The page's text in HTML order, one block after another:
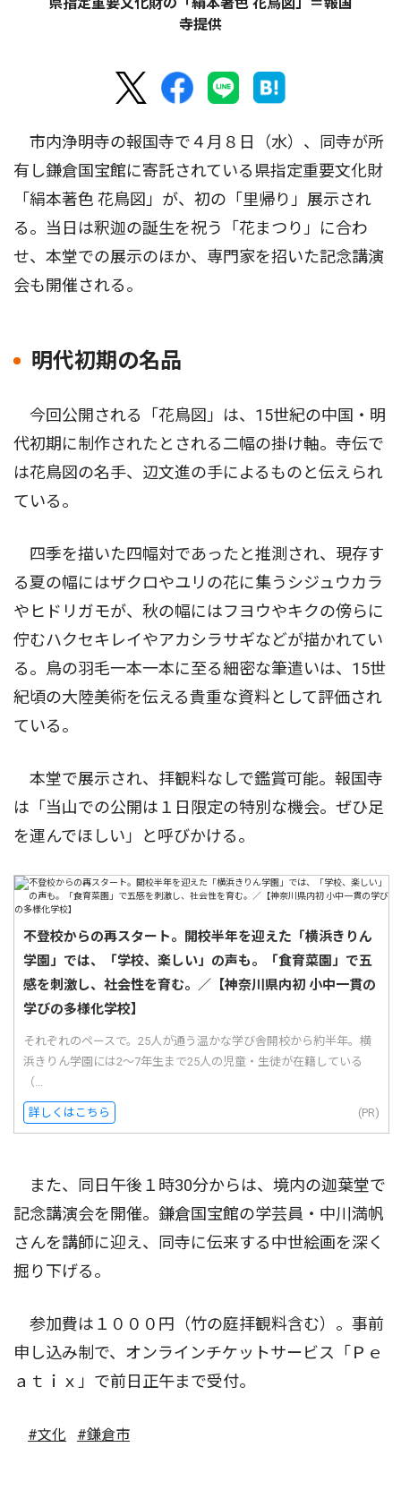
県指定重要文化財の「絹本著色 花鳥図」＝報国
寺提供
市内浄明寺の報国寺で４月８日（水）、同寺が所
有し鎌倉国宝館に寄託されている県指定重要文化財
「絹本著色 花鳥図」が、初の「里帰り」展示され
る。当日は釈迦の誕生を祝う「花まつり」に合わ
せ、本堂での展示のほか、専門家を招いた記念講演
会も開催される。
明代初期の名品
今回公開される「花鳥図」は、15世紀の中国・明
代初期に制作されたとされる二幅の掛け軸。寺伝で
は花鳥図の名手、辺文進の手によるものと伝えられ
ている。
四季を描いた四幅対であったと推測され、現存す
る夏の幅にはザクロやユリの花に集うシジュウカラ
やヒドリガモが、秋の幅にはフヨウやキクの傍らに
佇むハクセキレイやアカシラサギなどが描かれてい
る。鳥の羽毛一本一本に至る細密な筆遣いは、15世
紀頃の大陸美術を伝える貴重な資料として評価され
ている。
本堂で展示され、拝観料なしで鑑賞可能。報国寺
は「当山での公開は１日限定の特別な機会。ぜひ足
を運んでほしい」と呼びかける。
不登校からの再スタート。開校半年を迎えた「横浜きりん
学園」では、「学校、楽しい」の声も。「食育菜園」で五
感を刺激し、社会性を育む。／【神奈川県内初 小中一貫の
学びの多様化学校】
それぞれのペースで。25人が通う温かな学び舎開校から約半年。横
浜きりん学園には2〜7年生まで25人の児童・生徒が在籍している
（...
詳しくはこちら (PR)
また、同日午後１時30分からは、境内の迦葉堂で
記念講演会を開催。鎌倉国宝館の学芸員・中川満帆
さんを講師に迎え、同寺に伝来する中世絵画を深く
掘り下げる。
参加費は１０００円（竹の庭拝観料含む）。事前
申し込み制で、オンラインチケットサービス「Ｐｅ
ａｔｉｘ」で前日正午まで受付。
#文化 #鎌倉市